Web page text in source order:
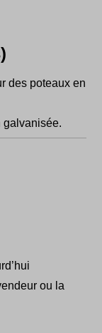
des poteaux en
galvanisée.
ou la